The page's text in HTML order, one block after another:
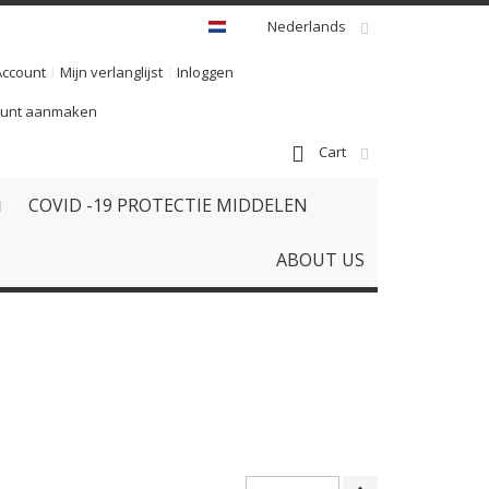
Nederlands
Mijn verlanglijst
Inloggen
aanmaken
Cart
COVID -19 PROTECTIE MIDDELEN
ABOUT US